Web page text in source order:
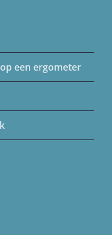
een ergometer